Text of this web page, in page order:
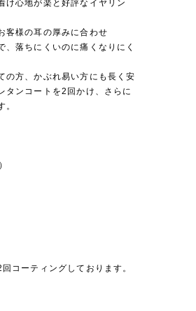
け心地が楽と好評なイヤリン
客様の耳の厚みに合わせ
落ちにくいのに痛くなりにく
の方、かぶれ易い方にも長く安
タンコートを2回かけ、さらに
。
コーティングしております。